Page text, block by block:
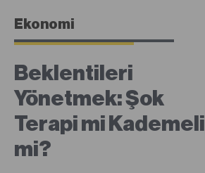
Ekonomi
Beklentileri
Yönetmek: Şok
Terapi mi Kademeli
mi?